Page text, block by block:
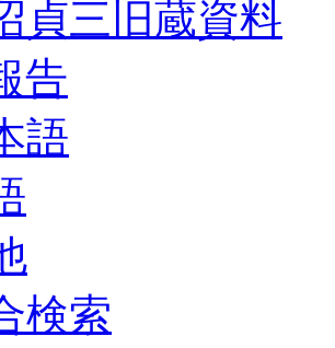
貞三旧蔵資料
告
語
検索